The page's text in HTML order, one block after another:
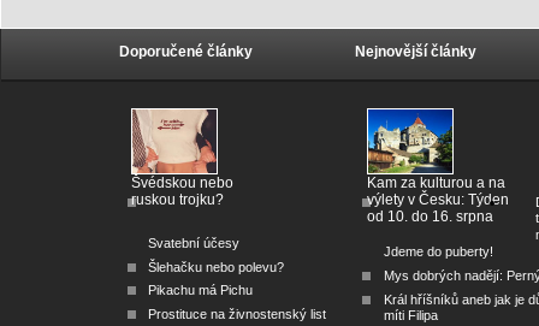
Doporučené články
Švédskou nebo
ruskou trojku?
Svatební účesy
Šlehačku nebo polevu?
Pikachu má Pichu
Prostituce na živnostenský list
Nejnovější články
Kam za kulturou a na
výlety v Česku: Týden
od 10. do 16. srpna
Jdeme do puberty!
Mys dobrých nadějí:
Král hříšníků aneb jak je
míti Filipa